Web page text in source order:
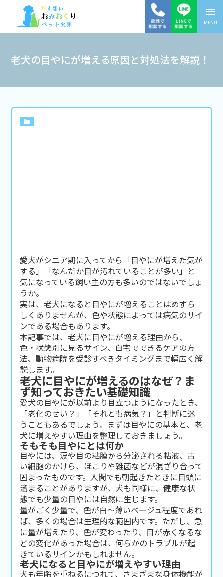
menu
MENU
老犬の目やにが増える原因と対処法を解説！
folder
愛犬がシニア期に入ってから「目やにが増えた気が
する」「なんだか目が汚れていることが多い」と
気になっている飼い主の方も多いのではないでしょ
うか。
実は、老犬になると目やにが増えることはめずら
しくありませんが、色や状態によっては病気のサイ
ンである場合もあります。
本記事では、老犬に目やにが増える理由から、
色・状態別に見るサイン、自宅でできるケアの方
法、動物病院を受診すべきタイミングまで幅広く解
説します。
老犬に目やにが増えるのはなぜ？ま
ず知っておきたい基礎知識
愛犬の目やにが以前より目立つようになったとき、
「老化のせい？」「それとも病気？」と判断に迷
うこともあるでしょう。まずは目やにの基本と、老
犬に増えやすい理由を整理しておきましょう。
そもそも目やにとは何か
目やには、涙や目の粘膜から分泌される粘液、古
い細胞のかけら、ほこりや雑菌などが混ざり合って
固まったものです。人間でも朝起きたときに目頭に
溜まることがありますが、犬も同様に、健康な状
態でも少量の目やには自然に生じます。
量がごく少量で、色が白〜薄いベージュ程度であれ
ば、多くの場合は生理的な範囲内です。ただし、急
に量が増えたり、色が変わったり、目が赤くなるな
どの変化があった場合は、何らかのトラブルが起
きているサインかもしれません。
老犬になると目やにが増えやすい理由
犬も年齢を重ねるにつれて、さまざまな身体機能が